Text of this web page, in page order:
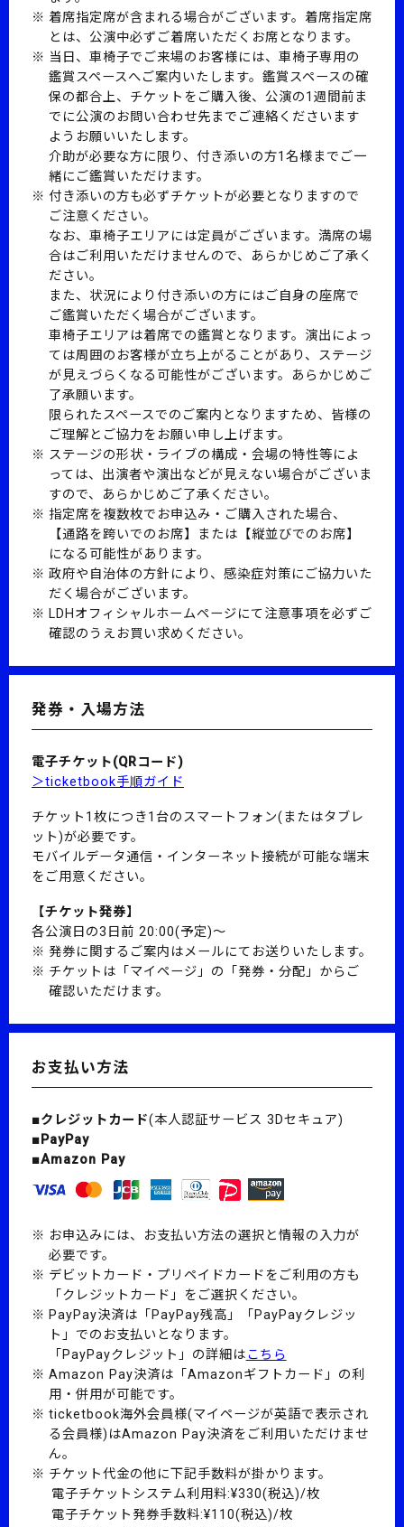
着席指定席が含まれる場合がございます。着席指定席
とは、公演中必ずご着席いただくお席となります。
当日、車椅子でご来場のお客様には、車椅子専用の
鑑賞スペースへご案内いたします。鑑賞スペースの確
保の都合上、チケットをご購入後、公演の1週間前ま
でに公演のお問い合わせ先までご連絡くださいます
ようお願いいたします。
介助が必要な方に限り、付き添いの方1名様までご一
緒にご鑑賞いただけます。
付き添いの方も必ずチケットが必要となりますので
ご注意ください。
なお、車椅子エリアには定員がございます。満席の場
合はご利用いただけませんので、あらかじめご了承く
ださい。
また、状況により付き添いの方にはご自身の座席で
ご鑑賞いただく場合がございます。
車椅子エリアは着席での鑑賞となります。演出によっ
ては周囲のお客様が立ち上がることがあり、ステージ
が見えづらくなる可能性がございます。あらかじめご
了承願います。
限られたスペースでのご案内となりますため、皆様の
ご理解とご協力をお願い申し上げます。
ステージの形状・ライブの構成・会場の特性等によ
っては、出演者や演出などが見えない場合がございま
すので、あらかじめご了承ください。
指定席を複数枚でお申込み・ご購入された場合、
【通路を跨いでのお席】または【縦並びでのお席】
になる可能性があります。
政府や自治体の方針により、感染症対策にご協力いた
だく場合がございます。
LDHオフィシャルホームページにて注意事項を必ずご
確認のうえお買い求めください。
発券・入場方法
電子チケット(QRコード)
＞ticketbook手順ガイド
チケット1枚につき1台のスマートフォン(またはタブレ
ット)が必要です。
モバイルデータ通信・インターネット接続が可能な端末
をご用意ください。
【チケット発券】
各公演日の3日前 20:00(予定)～
発券に関するご案内はメールにてお送りいたします。
チケットは「マイページ」の「発券・分配」からご
確認いただけます。
お支払い方法
■クレジットカード(本人認証サービス 3Dセキュア)
■PayPay
■Amazon Pay
お申込みには、お支払い方法の選択と情報の入力が
必要です。
デビットカード・プリペイドカードをご利用の方も
「クレジットカード」をご選択ください。
PayPay決済は「PayPay残高」「PayPayクレジッ
ト」でのお支払いとなります。
「PayPayクレジット」の詳細はこちら
Amazon Pay決済は「Amazonギフトカード」の利
用・併用が可能です。
ticketbook海外会員様(マイページが英語で表示され
る会員様)はAmazon Pay決済をご利用いただけませ
ん。
チケット代金の他に下記手数料が掛かります。
電子チケットシステム利用料:¥330(税込)/枚
電子チケット発券手数料:¥110(税込)/枚